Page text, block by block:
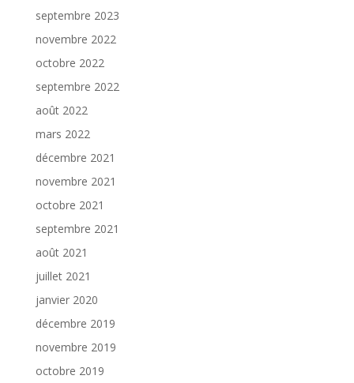
septembre 2023
novembre 2022
octobre 2022
septembre 2022
août 2022
mars 2022
décembre 2021
novembre 2021
octobre 2021
septembre 2021
août 2021
juillet 2021
janvier 2020
décembre 2019
novembre 2019
octobre 2019